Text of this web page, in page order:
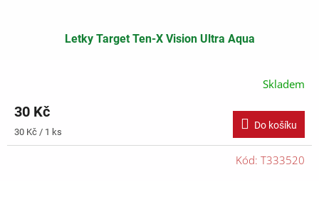
Letky Target Ten-X Vision Ultra Aqua
Skladem
30 Kč
Měrná
cena:
30 Kč / 1 ks
Do košíku
Kód: T333520